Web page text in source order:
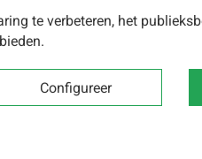
Antwerpen
te verbeteren, het
Configureer